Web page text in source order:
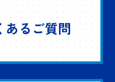
あるご質問